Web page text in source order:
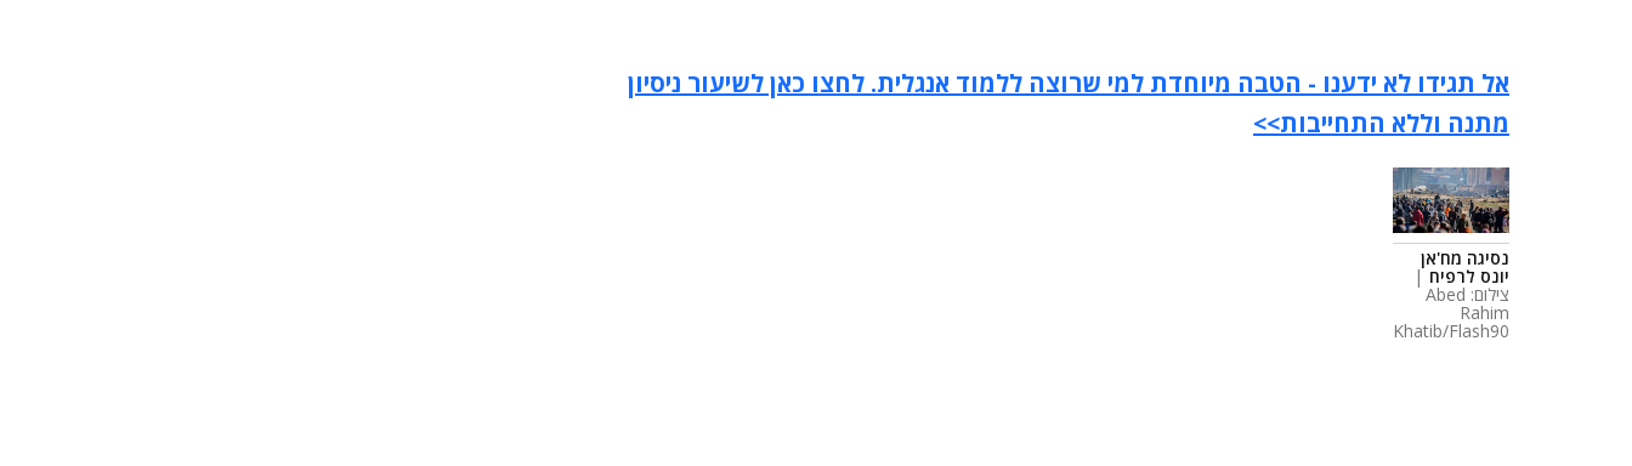
אל תגידו לא ידענו - הטבה מיוחדת למי שרוצה ללמוד אנגלית. לחצו כאן לשיעור ניסיון
מתנה וללא התחייבות>>
נסיגה מח'אן
יונס לרפיח |
צילום: Abed
Rahim
Khatib/Flash90